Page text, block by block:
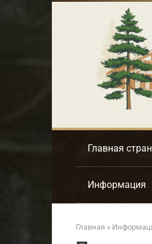
Главная
Информация
Главная »